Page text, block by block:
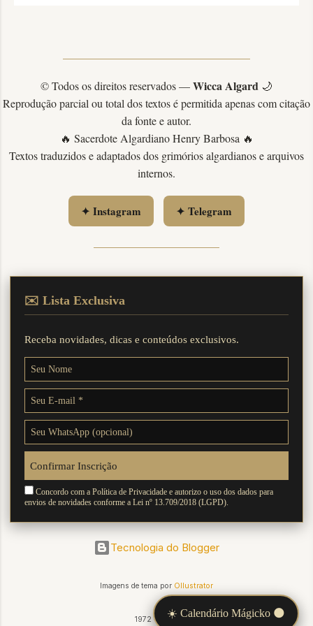
© Todos os direitos reservados —Wicca Algard 🌙
Reprodução parcial ou total dos textos é permitida apenas com citação
da fonte e autor.
🔥 Sacerdote Algardiano Henry Barbosa 🔥
Textos traduzidos e adaptados dos grimórios algardianos e arquivos
internos.
✦ Instagram ✦ Telegram
☀️ Calendário Mágicko 🌑
✉️ Lista Exclusiva
Receba novidades, dicas e conteúdos exclusivos.
Confirmar Inscrição
Concordo com a Política de Privacidade e autorizo o uso dos dados para
envios de novidades conforme a Lei nº 13.709/2018 (LGPD).
Tecnologia do Blogger
Imagens de tema por Ollustrator
1972 - 2026